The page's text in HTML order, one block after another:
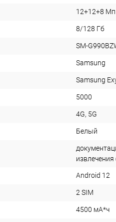
12+12+8 Мп
8/128 Гб
SM-
Samsung
Samsung
5000
4G, 5G
Белый
Android 12
2 SIM
4500 мА*ч